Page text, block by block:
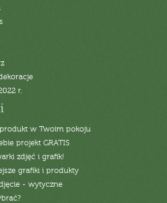
r.
w Twoim pokoju
projekt GRATIS
zdjęć i grafik!
grafiki i produkty
- wytyczne